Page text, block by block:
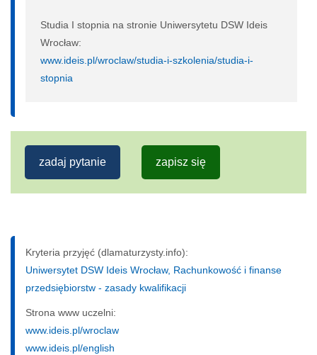
Studia I stopnia na stronie Uniwersytetu DSW Ideis
Wrocław:
www.ideis.pl/wroclaw/studia-i-szkolenia/studia-i-
stopnia
zadaj pytanie zapisz się
Kryteria przyjęć (dlamaturzysty.info):
Uniwersytet DSW Ideis Wrocław, Rachunkowość i finanse
przedsiębiorstw - zasady kwalifikacji
Strona www uczelni:
www.ideis.pl/wroclaw
www.ideis.pl/english